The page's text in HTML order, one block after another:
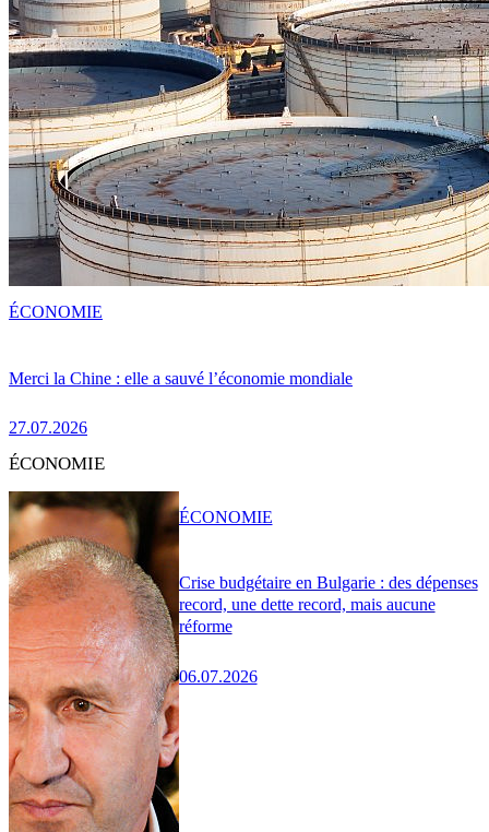
Merci la Chine : elle a sauvé l’économie mondiale
27.07.2026
ÉCONOMIE
ÉCONOMIE
Crise budgétaire en Bulgarie : des dépenses
record, une dette record, mais aucune
réforme
06.07.2026
ÉCONOMIE